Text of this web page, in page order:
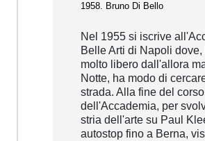
1958. Bruno Di Bello
Nel 1955 si iscrive
Belle Arti di Napoli
molto libero dall'allora
Notte, ha modo di
strada. Alla fine del corso
dell'Accademia, per
stria dell'arte su Paul
autostop fino a Berna,